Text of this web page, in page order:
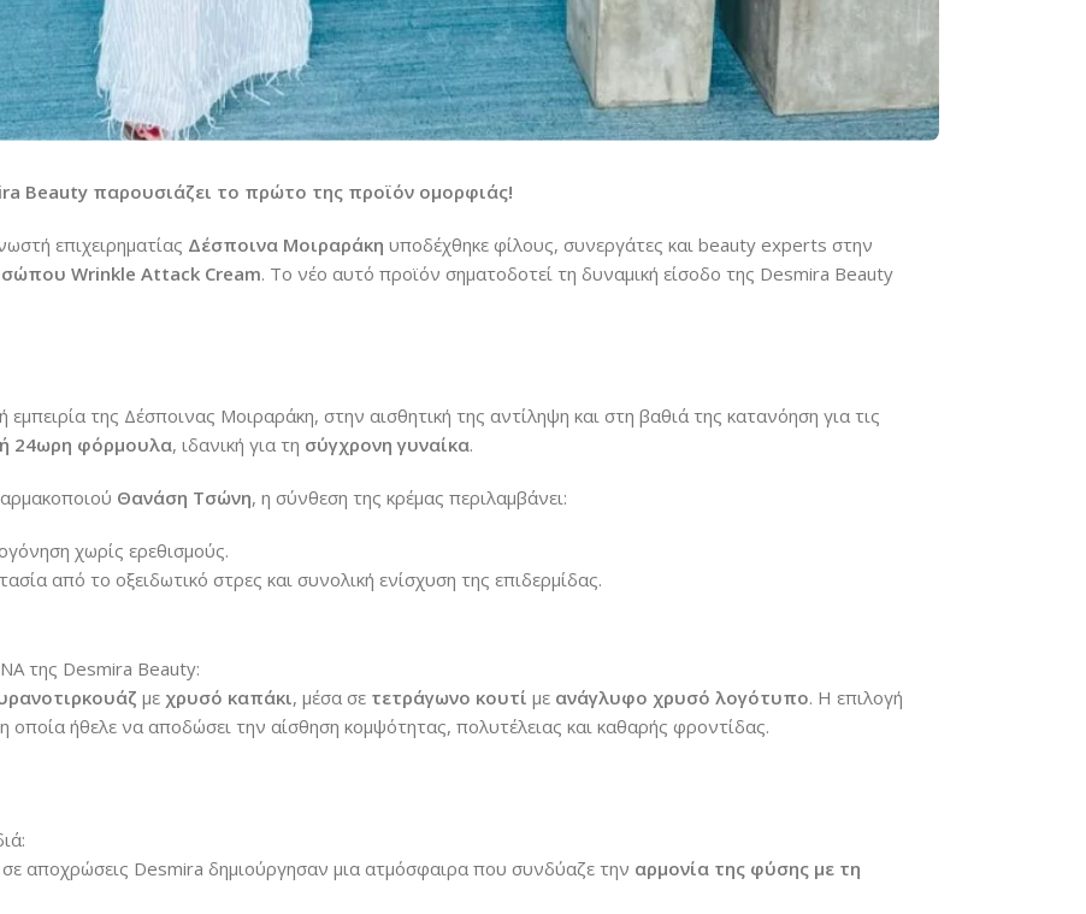
Beauty παρουσιάζει το πρώτο της προϊόν ομορφιάς!
επιχειρηματίας Δέσποινα Μοιραράκη υποδέχθηκε φίλους, συνεργάτες και beauty experts στην
Wrinkle Attack Cream. Το νέο αυτό προϊόν σηματοδοτεί τη δυναμική είσοδο της Desmira Beauty
της Δέσποινας Μοιραράκη, στην αισθητική της αντίληψη και στη βαθιά της κατανόηση για τις
24ωρη φόρμουλα, ιδανική για τη σύγχρονη γυναίκα.
Θανάση Τσώνη, η σύνθεση της κρέμας περιλαμβάνει:
χωρίς ερεθισμούς.
από το οξειδωτικό στρες και συνολική ενίσχυση της επιδερμίδας.
της Desmira Beauty:
με χρυσό καπάκι, μέσα σε τετράγωνο κουτί με ανάγλυφο χρυσό λογότυπο. Η επιλογή
ήθελε να αποδώσει την αίσθηση κομψότητας, πολυτέλειας και καθαρής φροντίδας.
σε αποχρώσεις Desmira δημιούργησαν μια ατμόσφαιρα που συνδύαζε την αρμονία της φύσης με τη